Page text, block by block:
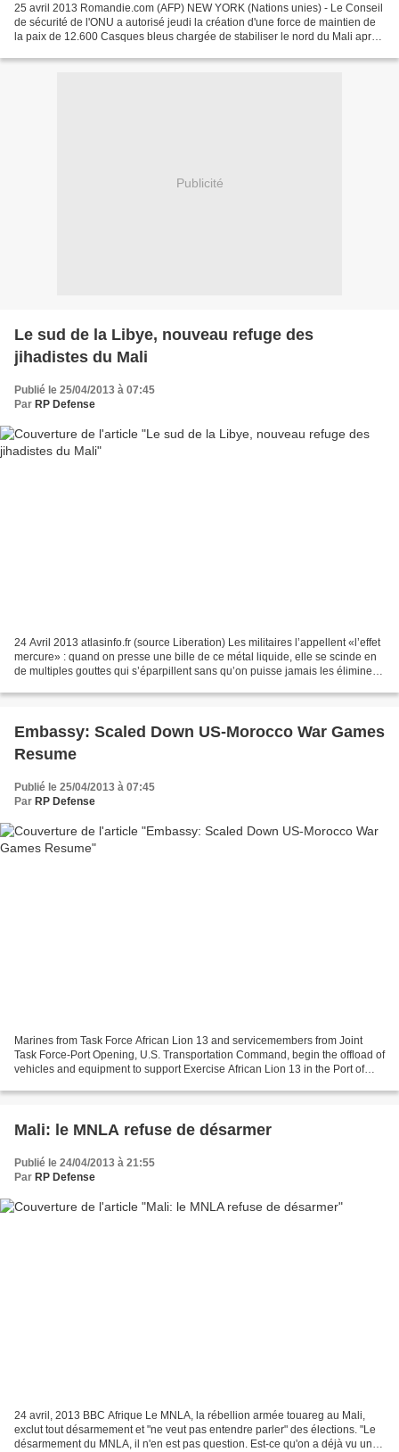
25 avril 2013 Romandie.com (AFP) NEW YORK (Nations unies) - Le Conseil
de sécurité de l'ONU a autorisé jeudi la création d'une force de maintien de
la paix de 12.600 Casques bleus chargée de stabiliser le nord du Mali après
Publicité
Le sud de la Libye, nouveau refuge des
jihadistes du Mali
Publié le 25/04/2013 à 07:45
Par RP Defense
24 Avril 2013 atlasinfo.fr (source Liberation) Les militaires l’appellent «l’effet
mercure» : quand on presse une bille de ce métal liquide, elle se scinde en
de multiples gouttes qui s’éparpillent sans qu’on puisse jamais les éliminer.
Embassy: Scaled Down US-Morocco War Games
Resume
Publié le 25/04/2013 à 07:45
Par RP Defense
Marines from Task Force African Lion 13 and servicemembers from Joint
Task Force-Port Opening, U.S. Transportation Command, begin the offload of
vehicles and equipment to support Exercise African Lion 13 in the Port of
Mali: le MNLA refuse de désarmer
Publié le 24/04/2013 à 21:55
Par RP Defense
24 avril, 2013 BBC Afrique Le MNLA, la rébellion armée touareg au Mali,
exclut tout désarmement et "ne veut pas entendre parler" des élections. "Le
désarmement du MNLA, il n'en est pas question. Est-ce qu'on a déjà vu un